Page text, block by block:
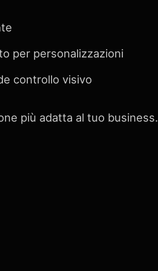
per personalizzazioni
controllo visivo
più adatta al tuo business.